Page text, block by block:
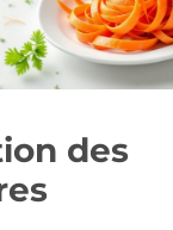
des